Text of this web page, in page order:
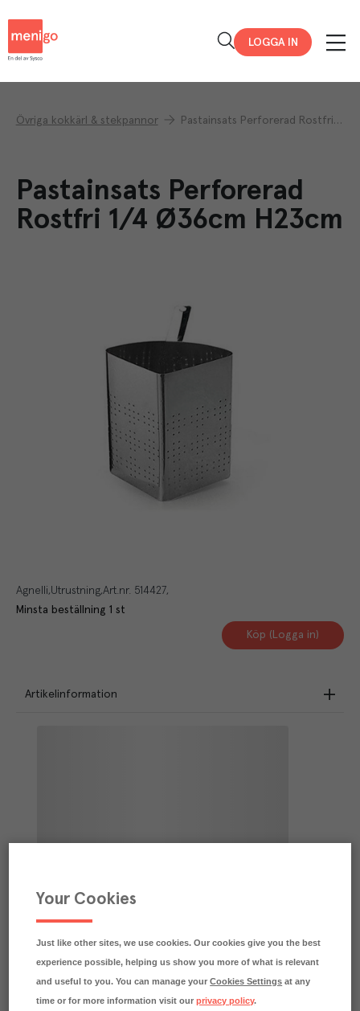
LOGGA IN
Övriga kokkärl & stekpannor Pastainsats Perforerad Rostfri 1/4 Ø36cm H23cm
Pastainsats Perforerad
Rostfri 1/4 Ø36cm H23cm
Agnelli Utrustning Art.nr. 514427
Minsta beställning 1 st
Köp (Logga in)
Artikelinformation
Your Cookies
Just like other sites, we use cookies. Our cookies give you the best
experience possible, helping us show you more of what is relevant
and useful to you. You can manage yourCookies Settings at any
time or for more information visit ourprivacy policy.